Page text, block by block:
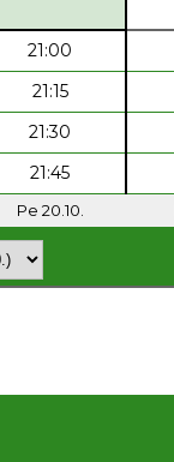
21:00
21:15
21:30
21:45
Pe 20.10.